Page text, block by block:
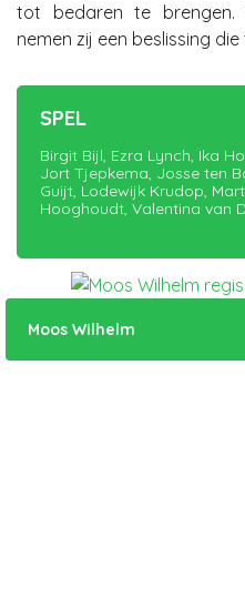
tot bedaren te brengen.
nemen zij een beslissing
SPEL
Birgit Bijl, Ezra Lynch, Ika
Jort Tjepkema, Josse ten
Guijt, Lodewijk Krudop,
Hooghoudt, Valentina van
Moos Wilhelm